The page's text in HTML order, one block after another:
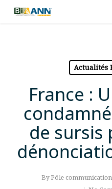
Skip
Actualités
France :
de sursis
ByPôle